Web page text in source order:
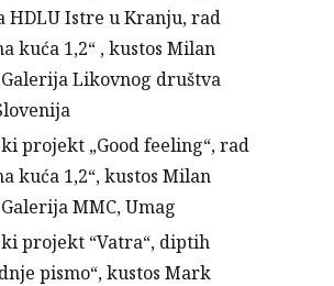
HDLU Istre u Kranju, rad
kuća 1,2“ , kustos Milan
Likovnog društva
projekt „Good feeling“, rad
kuća 1,2“, kustos Milan
MMC, Umag
projekt “Vatra“, diptih
pismo“, kustos Mark